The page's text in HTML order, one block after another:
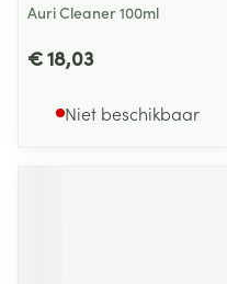
Auri Cleaner 100ml
€ 18,03
Niet beschikbaar